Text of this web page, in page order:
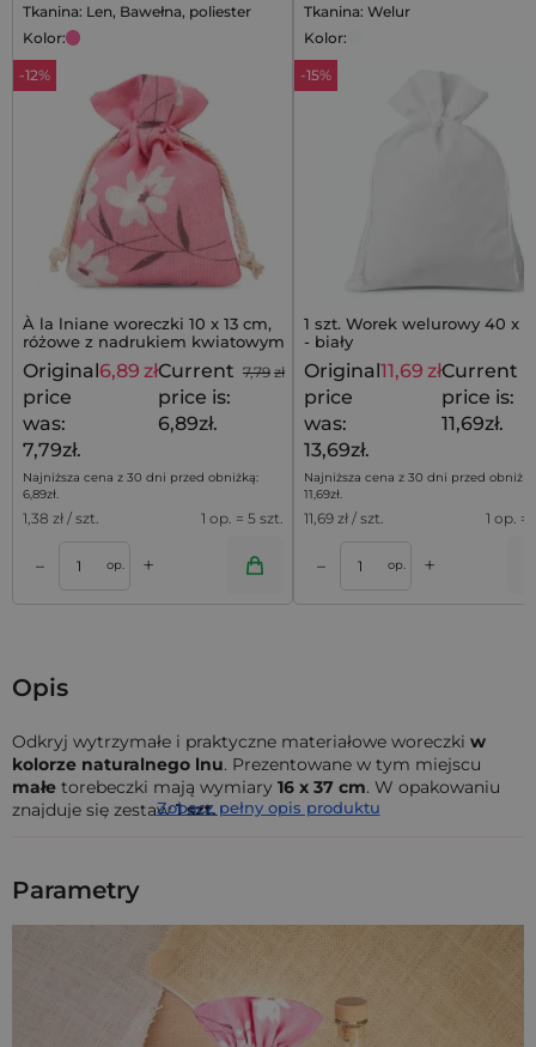
Tkanina: Len, Bawełna, poliester
Kolor:
-12%
À la lniane woreczki 10 x 13 cm,
różowe z nadrukiem kwiatowym
- 5 szt.
7,79 zł
Original
price
was:
7,79zł.
6,89 złCurrent
price is:
6,89zł.
Najniższa cena z 30 dni przed obniżką:
6,89zł.
1,38 zł / szt. 1 op. = 5 szt.
– op. +
Tkanina: Welur
Kolor:
-15%
1 szt. Worek welurowy 40 x
- biały
Original
price
was:
13,69zł.
11,69 złCurrent
price is:
11,69zł.
Najniższa cena z 30 dni przed
11,69zł.
11,69 zł / szt. 1 op. =
– op. +
Dodaj do koszyka
Opis
Odkryj wytrzymałe i praktyczne materiałowe woreczki w
kolorze naturalnego lnu. Prezentowane w tym miejscu
małe torebeczki mają wymiary 16 x 37 cm. W opakowaniu
znajduje się zestaw1 szt.
designem. Woreczki posiadają system
podwójnym, bawełnianym sznurkiem
o ozdobnym splocie.
Te małe woreczki uszyliśmy z przyjemnego w dotyku,
przewiewnego materiału bawełnianego z dodatkiem włókien
syntetycznych. Tkanina ta prezentuje się bardzo szykownie -
fakturę i kolor naturalnego lnu
. Jej wielką
Zobacz pełny opis produktu
Parametry